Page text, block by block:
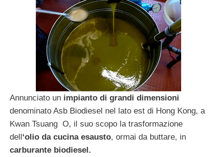
Annunciato un impianto di grandi dimensioni
denominato Asb Biodiesel nel lato est di Hong Kong, a
Kwan Tsuang O, il suo scopo la trasformazione
dell ‘olio da cucina esausto, ormai da buttare, in
carburante biodiesel.